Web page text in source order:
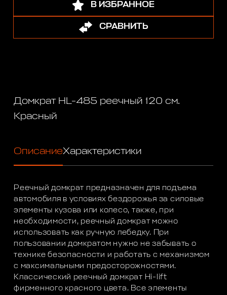
В ИЗБРАННОЕ
СРАВНИТЬ
Домкрат HL-485 реечный 120 см.
Красный
ОписаниеХарактеристики
Реечный домкрат предназначен для подъема
автомобиля в условиях бездорожья за силовые
элементы кузова или колесо, также, при
необходимости, реечный домкрат можно
использовать как ручную лебедку. При
пользовании домкратом нужно не забывать о
технике безопасности и работать с механизмом
с максимальными предосторожностями.
Классический реечный домкрат Hi-lift
фирменного красного цвета. Все элементы